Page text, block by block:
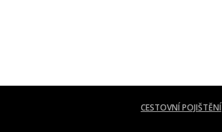
CESTOVNÍ POJIŠTĚNÍ